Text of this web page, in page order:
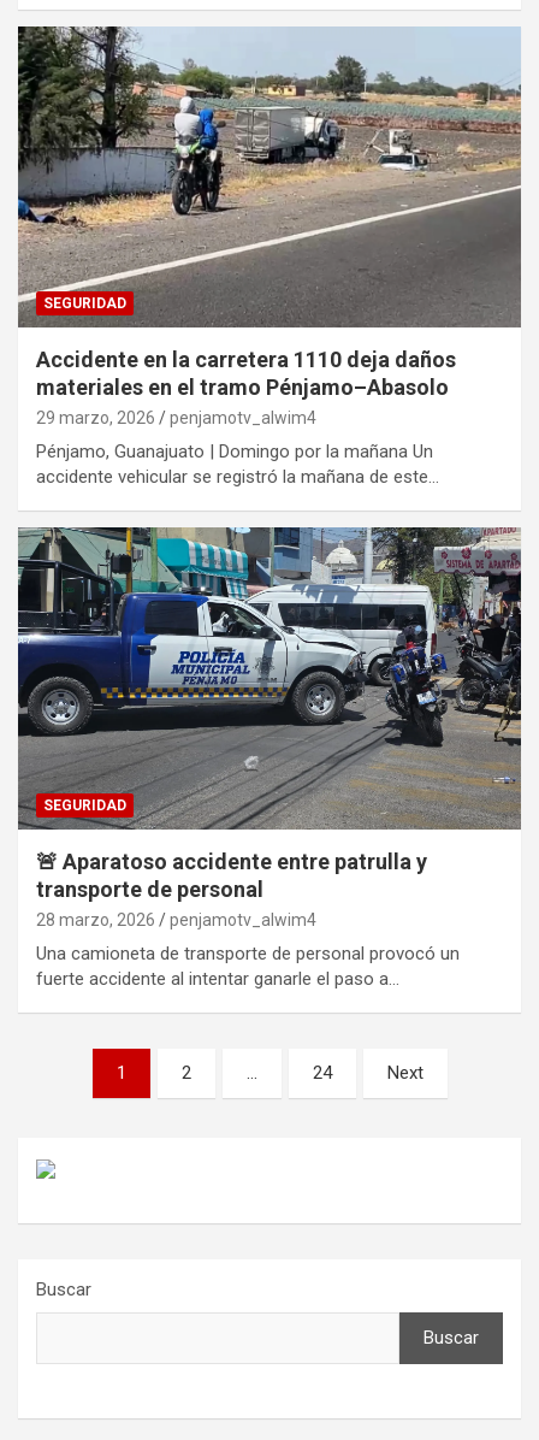
SEGURIDAD
Accidente en la carretera 1110 deja daños
materiales en el tramo Pénjamo–Abasolo
29 marzo, 2026 penjamotv_alwim4
Pénjamo, Guanajuato | Domingo por la mañana Un
accidente vehicular se registró la mañana de este…
SEGURIDAD
🚨 Aparatoso accidente entre patrulla y
transporte de personal
28 marzo, 2026 penjamotv_alwim4
Una camioneta de transporte de personal provocó un
fuerte accidente al intentar ganarle el paso a…
Paginación
1 2 … 24 Next
Buscar
Buscar